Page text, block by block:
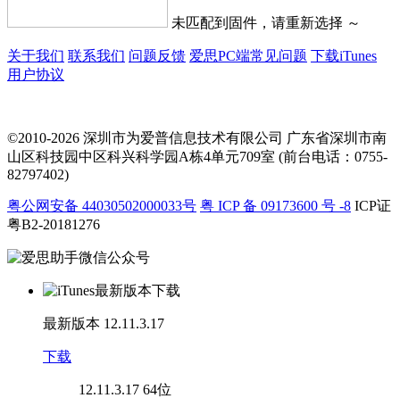
未匹配到固件，请重新选择 ～
关于我们 联系我们 问题反馈 爱思PC端常见问题 下载iTunes
用户协议
©2010-2026 深圳市为爱普信息技术有限公司 广东省深圳市南
山区科技园中区科兴科学园A栋4单元709室 (前台电话：0755-
82797402)
粤公网安备 44030502000033号 粤 ICP 备 09173600 号 -8 ICP证
粤B2-20181276
最新版本 12.11.3.17
下载
12.11.3.17 64位